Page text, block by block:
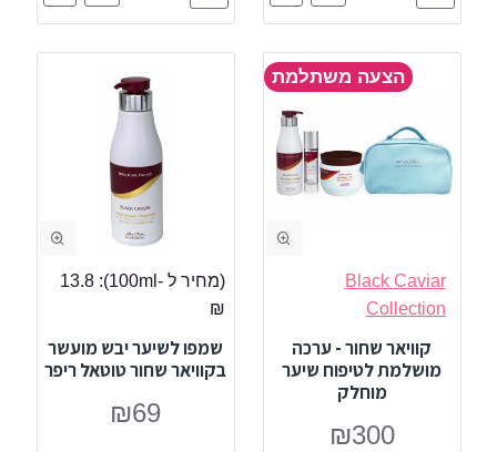
הצעה משתלמת
Black Caviar
Collection
קוויאר שחור - ערכה
מושלמת לטיפוח שיער
מוחלק
₪300
(מחיר ל -100ml):
13.8
₪
שמפו לשיער יבש מועשר
בקוויאר שחור טוטאל ריפר
₪69